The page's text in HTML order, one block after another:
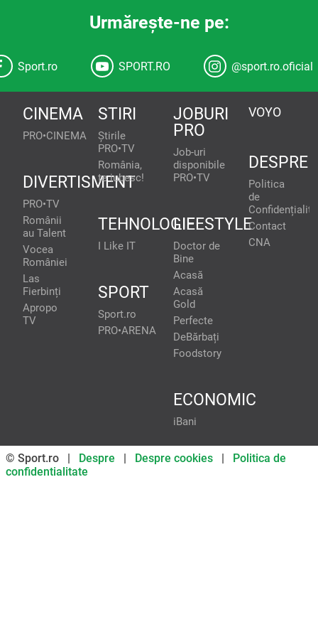
Urmăreşte-ne pe:
Sport.ro SPORT.RO @sport.ro.oficial
CINEMA
PRO•CINEMA
DIVERTISMENT
PRO•TV
Românii
au Talent
Vocea
României
Las
Fierbinți
Apropo
TV
STIRI
Știrile
PRO•TV
România,
te iubesc!
TEHNOLOGIE
I Like IT
SPORT
Sport.ro
PRO•ARENA
JOBURI
PRO
Job-uri
disponibile
PRO•TV
LIFESTYLE
Doctor de
Bine
Acasă
Acasă
Gold
Perfecte
DeBărbați
Foodstory
ECONOMIC
iBani
VOYO
DESPRE
Politica
de
Contact
CNA
© Sport.ro | Despre Despre cookies
Politica de
confidentialitate